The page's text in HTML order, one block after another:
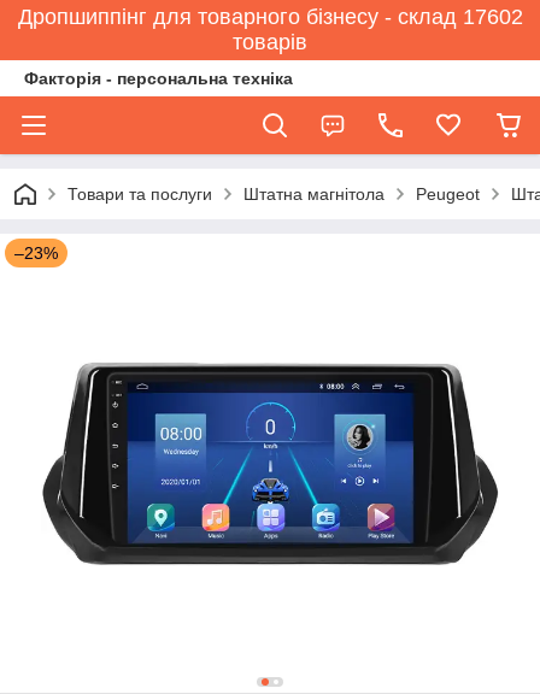
Дропшиппінг для товарного бізнесу - склад 17602
товарів
Факторія - персональна техніка
Товари та послуги Штатна магнітола Peugeot
–23%